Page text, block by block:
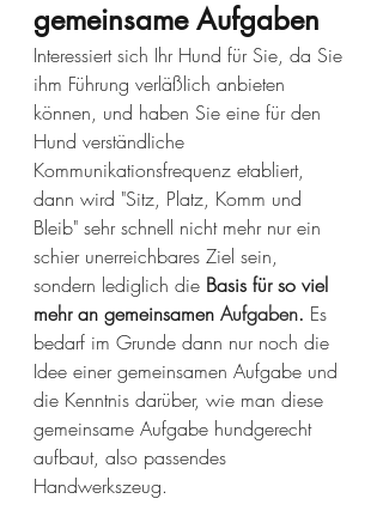
gemeinsame Aufgaben
Interessiert sich Ihr Hund für Sie, da Sie
ihm Führung verläßlich anbieten
können, und haben Sie eine für den
Hund verständliche
Kommunikationsfrequenz etabliert,
dann wird "Sitz, Platz, Komm und
Bleib" sehr schnell nicht mehr nur ein
schier unerreichbares Ziel sein,
sondern lediglich die Basis für so viel
mehr an gemeinsamen Aufgaben. Es
bedarf im Grunde dann nur noch die
Idee einer gemeinsamen Aufgabe und
die Kenntnis darüber, wie man diese
gemeinsame Aufgabe hundgerecht
aufbaut, also passendes
Handwerkszeug.